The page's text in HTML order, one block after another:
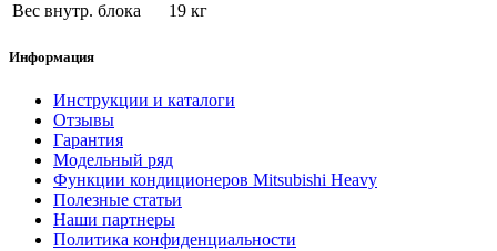
Вес внутр. блока
19 кг
Информация
Инструкции и каталоги
Отзывы
Гарантия
Модельный ряд
Функции кондиционеров Mitsubishi Heavy
Полезные статьи
Наши партнеры
Политика конфиденциальности